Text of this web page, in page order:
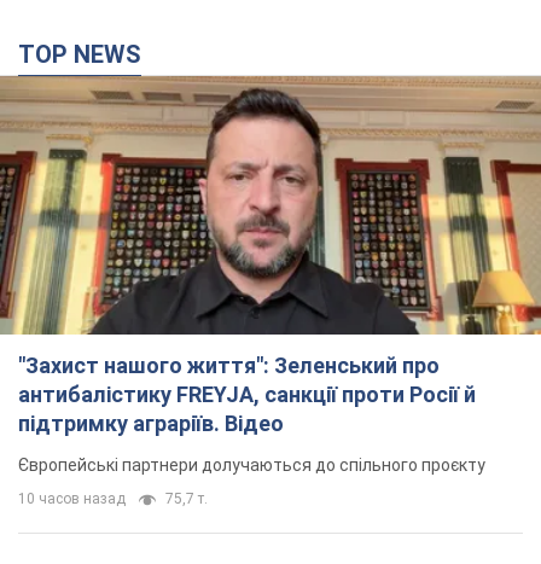
Європейські партнери долучаються до спільного проєкту
10 часов назад 75,7 т.
З 1 вересня українським вчителям підвищать
зарплати: Корецький розкрив деталі
Одночасно з підвищенням зарплат педагогам уряд
анонсував збільшення студентських стипендій
6 часов назад 4,3 т.
"Нам теж вони потрібні": Трамп відповів на
прохання Зеленського щодо передачі Україні
ракет для Patriot